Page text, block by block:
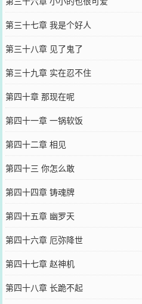
第三十七章 我是个好人
第三十八章 见了鬼了
第三十九章 实在忍不住
第四十章 那现在呢
第四十一章 一锅软饭
第四十二章 相见
第四十三 你怎么敢
第四十四章 铸魂牌
第四十五章 幽罗天
第四十六章 厄弥降世
第四十七章 赵神机
第四十八章 长跪不起